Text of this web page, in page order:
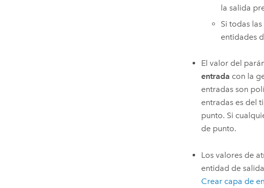
la salida
Si todas
entidades
El valor del
entrada con la
entradas son
entradas es del
punto. Si
de punto.
Los valores de
entidad de
Crear capa de